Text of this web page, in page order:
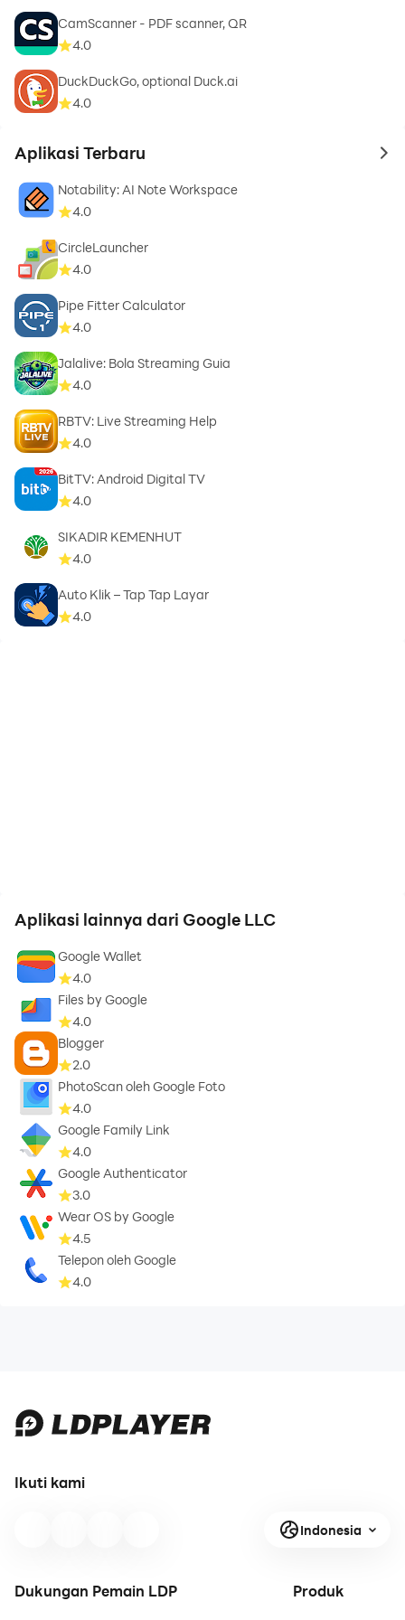
CamScanner - PDF scanner, QR
4.0
DuckDuckGo, optional Duck.ai
4.0
Aplikasi Terbaru to
Notability: AI Note Workspace
4.0
CircleLauncher
4.0
Pipe Fitter Calculator
4.0
Jalalive: Bola Streaming Guia
4.0
RBTV: Live Streaming Help
4.0
BitTV: Android Digital TV
4.0
SIKADIR KEMENHUT
4.0
Auto Klik – Tap Tap Layar
4.0
Aplikasi lainnya dari Google LLC
Google Wallet
4.0
Files by Google
4.0
Blogger
2.0
PhotoScan oleh Google Foto
4.0
Google Family Link
4.0
Google Authenticator
3.0
Wear OS by Google
4.5
Telepon oleh Google
4.0
Ikuti kami
Indonesia
Dukungan Pemain LDP Produk